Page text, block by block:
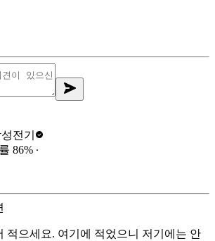
전기
86% ∙
적으세요. 여기에 적었으니 저기에는 안